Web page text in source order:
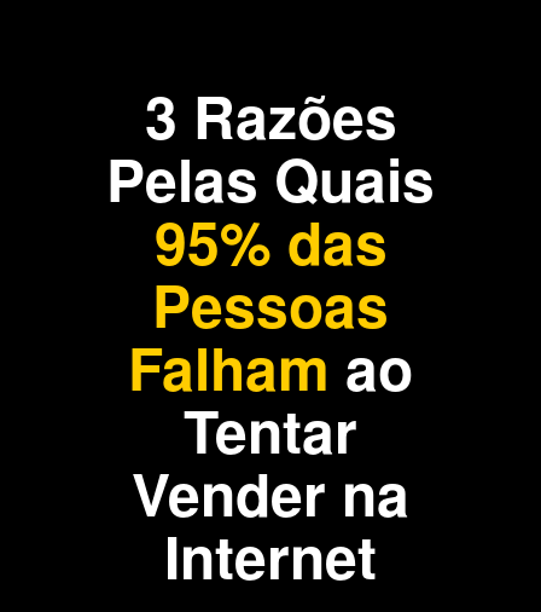
3 Razões
Pelas Quais
95% das
Pessoas
Falham ao
Tentar
Vender na
Internet